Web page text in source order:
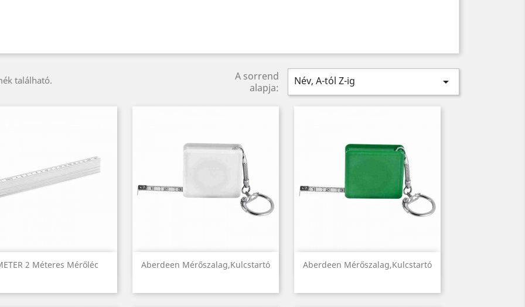
található.
A sorrend
alapja:
Név, A-tól Z-ig 
2 Méteres Mérőléc
 Előnézet Aberdeen Mérőszalag,kulcstartó
Előnézet Aberdeen Mérőszalag,kulcstartó
Előnézet